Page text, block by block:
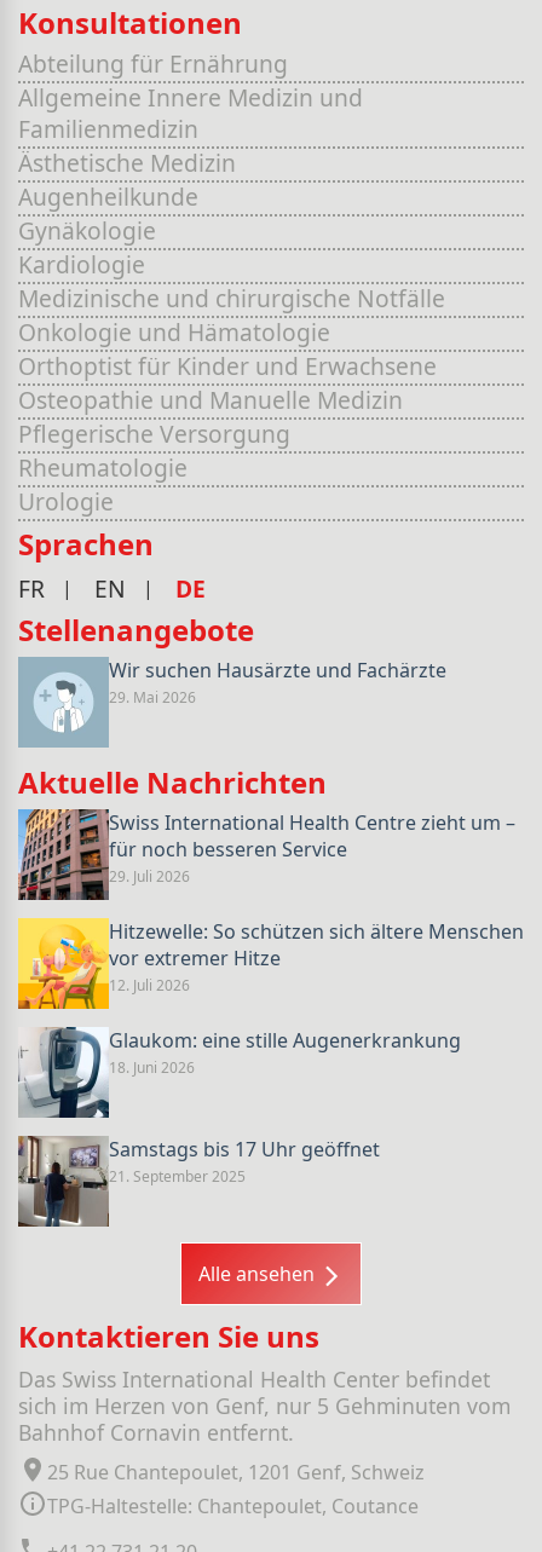
Konsultationen
Abteilung für Ernährung
Allgemeine Innere Medizin und
Familienmedizin
Ästhetische Medizin
Augenheilkunde
Gynäkologie
Kardiologie
Medizinische und chirurgische Notfälle
Onkologie und Hämatologie
Orthoptist für Kinder und Erwachsene
Osteopathie und Manuelle Medizin
Pflegerische Versorgung
Rheumatologie
Urologie
Sprachen
FR EN DE
Stellenangebote
Wir suchen Hausärzte und Fachärzte
29. Mai 2026
Aktuelle Nachrichten
Swiss International Health Centre zieht um –
für noch besseren Service
29. Juli 2026
Hitzewelle: So schützen sich ältere Menschen
vor extremer Hitze
12. Juli 2026
Glaukom: eine stille Augenerkrankung
18. Juni 2026
Samstags bis 17 Uhr geöffnet
21. September 2025
Alle ansehen
Kontaktieren Sie uns
Das Swiss International Health Center befindet
sich im Herzen von Genf, nur 5 Gehminuten vom
Bahnhof Cornavin entfernt.
25 Rue Chantepoulet, 1201 Genf, Schweiz
TPG-Haltestelle: Chantepoulet, Coutance